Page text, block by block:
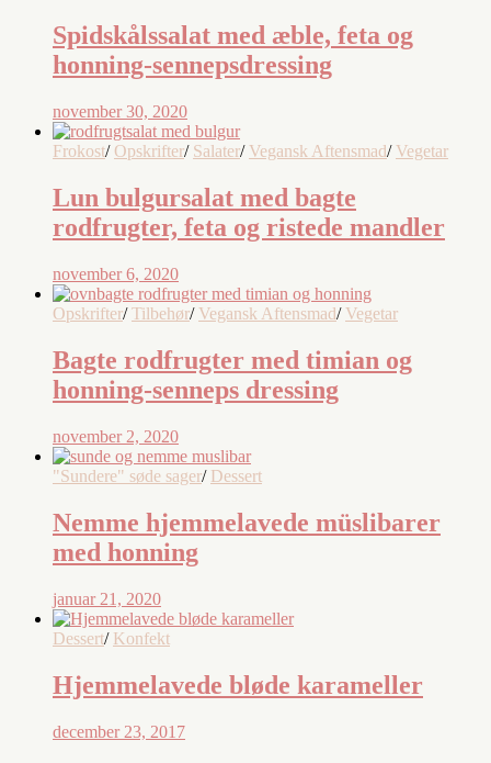
Spidskålssalat med æble, feta og
honning-sennepsdressing
november 30, 2020
Frokost/ Opskrifter/ Salater/ Vegansk Aftensmad/ Vegetar
Lun bulgursalat med bagte
rodfrugter, feta og ristede mandler
november 6, 2020
Opskrifter/ Tilbehør/ Vegansk Aftensmad/ Vegetar
Bagte rodfrugter med timian og
honning-senneps dressing
november 2, 2020
"Sundere" søde sager/ Dessert
Nemme hjemmelavede müslibarer
med honning
januar 21, 2020
Dessert/ Konfekt
Hjemmelavede bløde karameller
december 23, 2017